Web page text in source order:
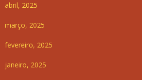
abril, 2025
março, 2025
fevereiro, 2025
janeiro, 2025